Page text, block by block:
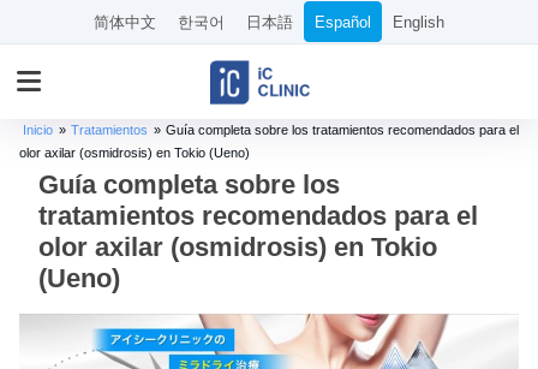
简体中文 한국어 日本語 Español English
Inicio » Tratamientos » Guía completa sobre los tratamientos recomendados para el
olor axilar (osmidrosis) en Tokio (Ueno)
Guía completa sobre los
tratamientos recomendados para el
olor axilar (osmidrosis) en Tokio
(Ueno)